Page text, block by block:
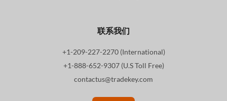
联系我们
+1-209-227-2270 (International)
+1-888-652-9307 (U.S Toll Free)
contactus@tradekey.com